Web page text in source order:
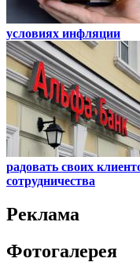
условиях инфляции
радовать своих
сотрудничества
Реклама
Фотогалерея